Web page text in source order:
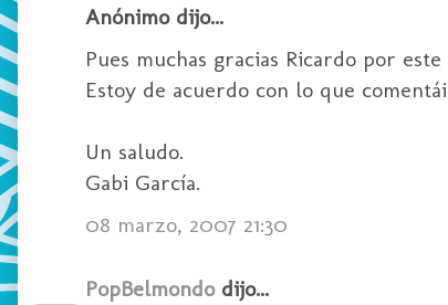
Anónimo dijo...
Pues muchas gracias Ricardo por
Estoy de acuerdo con lo que
Un saludo.
Gabi García.
08 marzo, 2007 21:30
PopBelmondodijo...